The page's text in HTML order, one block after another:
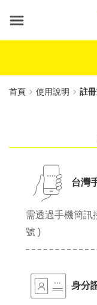
要
首頁 使用說明 註
台灣
需透過手機簡訊
號 )
身分